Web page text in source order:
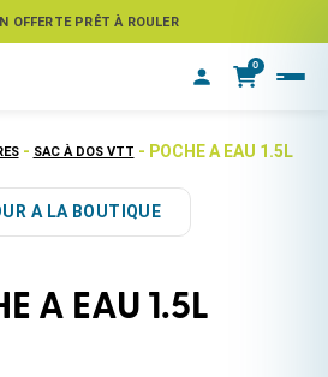
OFFERTE PRÊT À ROULER
VÉLO CONTRE LE VOL
0
- SAC À DOS VTT - POCHE A EAU 1.5L
A LA BOUTIQUE
A EAU 1.5L